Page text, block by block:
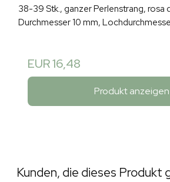
38-39 Stk., ganzer Perlenstrang, rosa
Durchmesser 10 mm,
EUR 16,48
Produkt anzeigen
Kunden, die dieses Produkt